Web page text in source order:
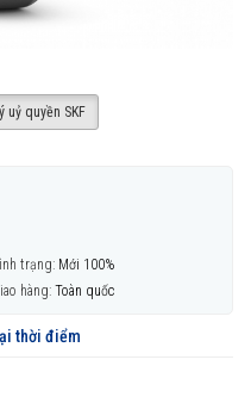
uỷ quyền SKF
trạng: Mới 100%
hàng: Toàn quốc
thời điểm